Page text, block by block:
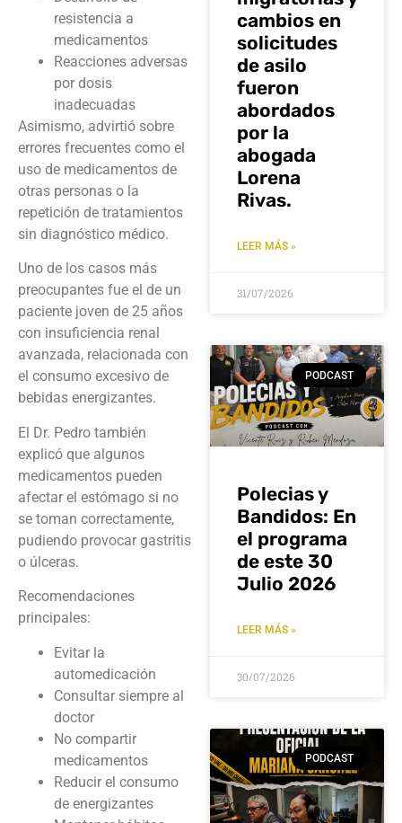
resistencia a
medicamentos
Reacciones adversas
por dosis
inadecuadas
Asimismo, advirtió sobre
errores frecuentes como el
uso de medicamentos de
otras personas o la
repetición de tratamientos
sin diagnóstico médico.
Uno de los casos más
preocupantes fue el de un
paciente joven de 25 años
con insuficiencia renal
avanzada, relacionada con
el consumo excesivo de
bebidas energizantes.
El Dr. Pedro también
explicó que algunos
medicamentos pueden
afectar el estómago si no
se toman correctamente,
pudiendo provocar gastritis
o úlceras.
Recomendaciones
principales:
Evitar la
automedicación
Consultar siempre al
doctor
No compartir
medicamentos
Reducir el consumo
de energizantes
cambios en
solicitudes
de asilo
fueron
abordados
por la
abogada
Lorena
Rivas.
LEER MÁS »
31/07/2026
PODCAST
Polecias y
Bandidos: En
el programa
de este 30
Julio 2026
LEER MÁS »
30/07/2026
PODCAST